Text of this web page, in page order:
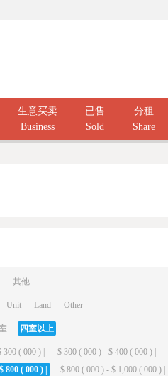
生意买卖
Business
已售
Sold
分租
Share
其他
Unit Land Other
四室以上
( 000 ) | $ 300 ( 000 ) - $ 400 ( 000 ) |
800 ( 000 ) | $ 800 ( 000 ) - $ 1,000 ( 000 ) |